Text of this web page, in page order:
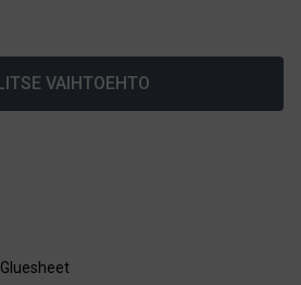
VAIHTOEHTO